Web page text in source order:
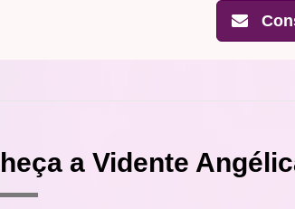
a Vidente